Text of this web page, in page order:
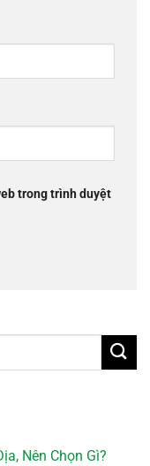
trong trình duyệt
Nên Chọn Gì?